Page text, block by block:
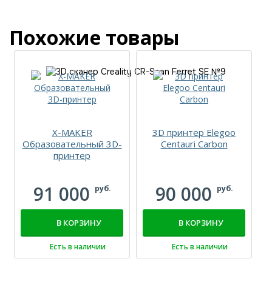
Похожие товары
X-MAKER
Образовательный 3D-
принтер
91 000 руб.
В КОРЗИНУ
Есть в наличии
3D принтер Elegoo
Centauri Carbon
90 000 руб.
В КОРЗИНУ
Есть в наличии